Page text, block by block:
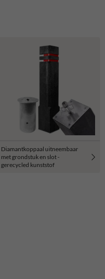
Diamantkoppaal uitneembaar
met grondstuk en slot -
gerecycled kunststof